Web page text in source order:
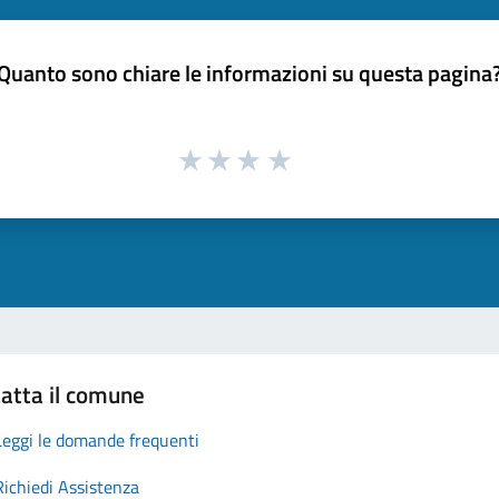
sono chiare le informazioni su questa
il comune
le domande frequenti
Assistenza